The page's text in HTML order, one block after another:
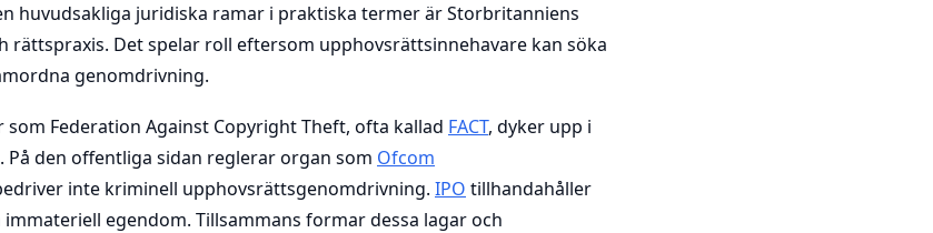
huvudsakliga juridiska ramar i praktiska termer är Storbritanniens
rättspraxis. Det spelar roll eftersom upphovsrättsinnehavare kan söka
genomdrivning.
Federation Against Copyright Theft, ofta kallad FACT, dyker upp i
den offentliga sidan reglerar organ som Ofcom
inte kriminell upphovsrättsgenomdrivning. IPO tillhandahåller
egendom. Tillsammans formar dessa lagar och